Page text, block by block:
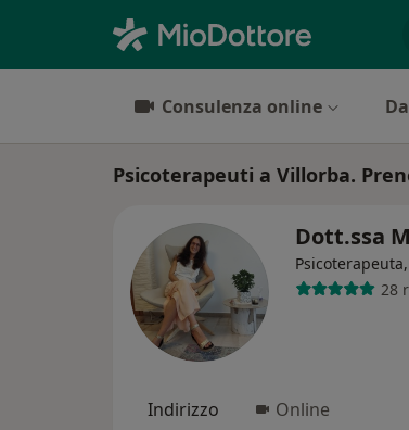
Consulenza online
Psicoterapeuti a Villorba.
Dott.ssa
28
Indirizzo Online